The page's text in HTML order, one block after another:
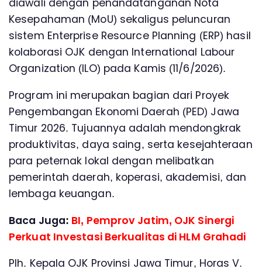
diawali dengan penandatanganan Nota
Kesepahaman (MoU) sekaligus peluncuran
sistem Enterprise Resource Planning (ERP) hasil
kolaborasi OJK dengan International Labour
Organization (ILO) pada Kamis (11/6/2026).
Program ini merupakan bagian dari Proyek
Pengembangan Ekonomi Daerah (PED) Jawa
Timur 2026. Tujuannya adalah mendongkrak
produktivitas, daya saing, serta kesejahteraan
para peternak lokal dengan melibatkan
pemerintah daerah, koperasi, akademisi, dan
lembaga keuangan.
Baca Juga: BI, Pemprov Jatim, OJK Sinergi
Perkuat Investasi Berkualitas di HLM Grahadi
Plh. Kepala OJK Provinsi Jawa Timur, Horas V.